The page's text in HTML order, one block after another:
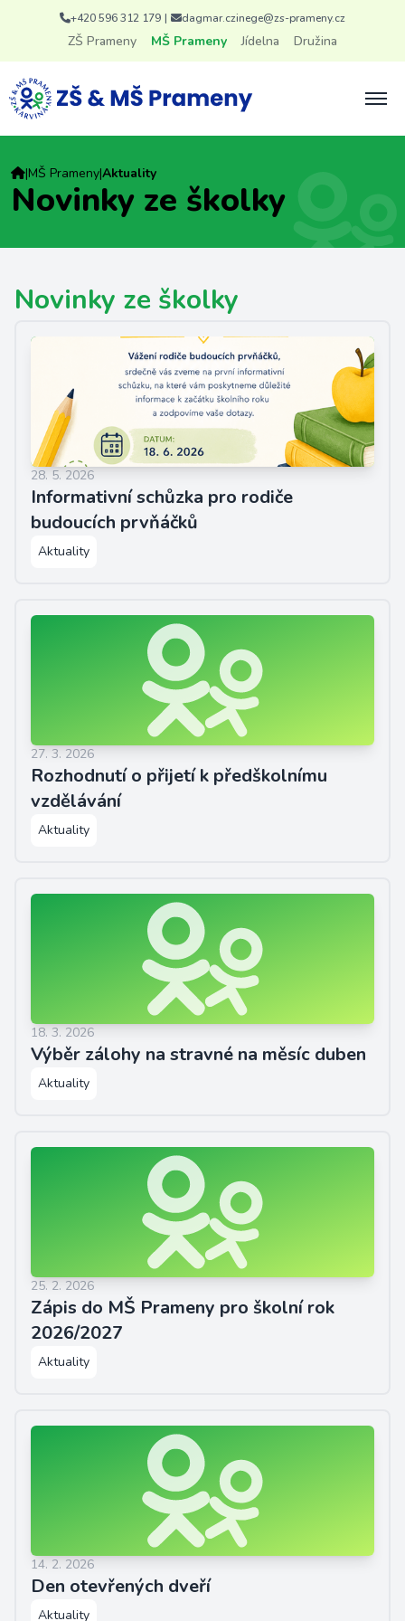
+420 596 312 179 | dagmar.czinege@zs-prameny.cz
ZŠ Prameny MŠ Prameny Jídelna Družina
|MŠ Prameny|Aktuality
Novinky ze školky
Novinky ze školky
28. 5. 2026
Informativní schůzka pro rodiče
budoucích prvňáčků
Aktuality
27. 3. 2026
Rozhodnutí o přijetí k předškolnímu
vzdělávání
Aktuality
18. 3. 2026
Výběr zálohy na stravné na měsíc duben
Aktuality
25. 2. 2026
Zápis do MŠ Prameny pro školní rok
2026/2027
Aktuality
14. 2. 2026
Den otevřených dveří
Aktuality